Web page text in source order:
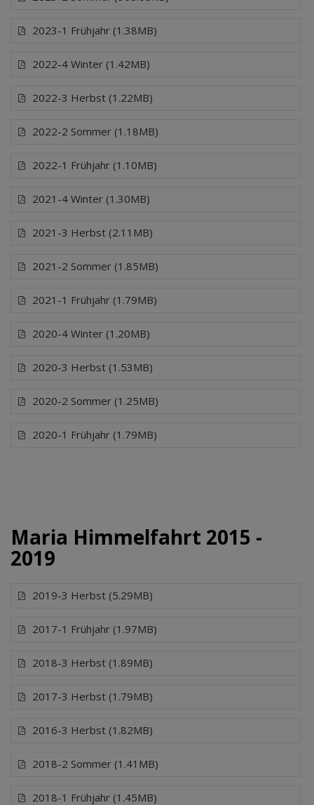
2023-1 Frühjahr (1.38MB)
2022-4 Winter (1.42MB)
2022-3 Herbst (1.22MB)
2022-2 Sommer (1.18MB)
2022-1 Frühjahr (1.10MB)
2021-4 Winter (1.30MB)
2021-3 Herbst (2.11MB)
2021-2 Sommer (1.85MB)
2021-1 Frühjahr (1.79MB)
2020-4 Winter (1.20MB)
2020-3 Herbst (1.53MB)
2020-2 Sommer (1.25MB)
2020-1 Frühjahr (1.79MB)
Maria Himmelfahrt 2015 -
2019
2019-3 Herbst (5.29MB)
2017-1 Frühjahr (1.97MB)
2018-3 Herbst (1.89MB)
2017-3 Herbst (1.79MB)
2016-3 Herbst (1.82MB)
2018-2 Sommer (1.41MB)
2018-1 Frühjahr (1.45MB)